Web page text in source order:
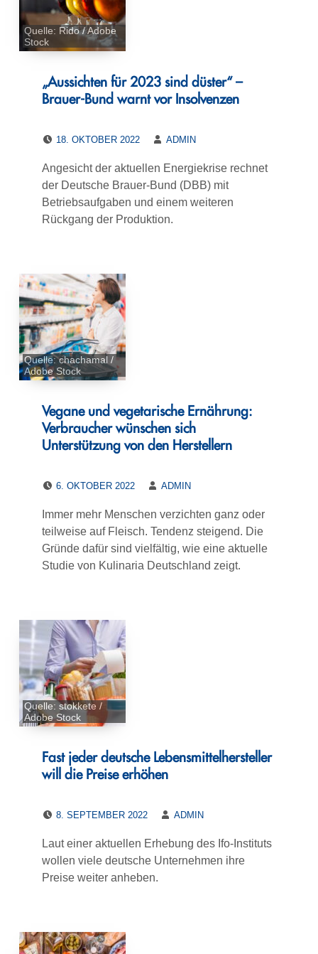
Quelle: Rido / Adobe
Stock
„Aussichten für 2023 sind düster“ –
Brauer-Bund warnt vor Insolvenzen
18. OKTOBER 2022
ADMIN
Angesicht der aktuellen Energiekrise rechnet
der Deutsche Brauer-Bund (DBB) mit
Betriebsaufgaben und einem weiteren
Rückgang der Produktion.
Quelle: chachamal /
Adobe Stock
Vegane und vegetarische Ernährung:
Verbraucher wünschen sich
Unterstützung von den Herstellern
6. OKTOBER 2022
ADMIN
Immer mehr Menschen verzichten ganz oder
teilweise auf Fleisch. Tendenz steigend. Die
Gründe dafür sind vielfältig, wie eine aktuelle
Studie von Kulinaria Deutschland zeigt.
Quelle: stokkete /
Adobe Stock
Fast jeder deutsche Lebensmittelhersteller
will die Preise erhöhen
8. SEPTEMBER 2022
ADMIN
Laut einer aktuellen Erhebung des Ifo-Instituts
wollen viele deutsche Unternehmen ihre
Preise weiter anheben.